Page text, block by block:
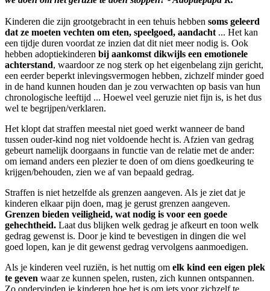
Kinderen die zijn grootgebracht in een tehuis hebben soms geleerd
dat ze moeten vechten om eten, speelgoed, aandacht ... Het kan
een tijdje duren voordat ze inzien dat dit niet meer nodig is. Ook
hebben adoptiekinderen bij aankomst dikwijls een emotionele
achterstand, waardoor ze nog sterk op het eigenbelang zijn gericht,
een eerder beperkt inlevingsvermogen hebben, zichzelf minder goed
in de hand kunnen houden dan je zou verwachten op basis van hun
chronologische leeftijd ... Hoewel veel geruzie niet fijn is, is het dus
wel te begrijpen/verklaren.
Het klopt dat straffen meestal niet goed werkt wanneer de band
tussen ouder-kind nog niet voldoende hecht is. Afzien van gedrag
gebeurt namelijk doorgaans in functie van de relatie met de ander:
om iemand anders een plezier te doen of om diens goedkeuring te
krijgen/behouden, zien we af van bepaald gedrag.
Straffen is niet hetzelfde als grenzen aangeven. Als je ziet dat je
kinderen elkaar pijn doen, mag je gerust grenzen aangeven.
Grenzen bieden veiligheid, wat nodig is voor een goede
gehechtheid. Laat dus blijken welk gedrag je afkeurt en toon welk
gedrag gewenst is. Door je kind te bevestigen in dingen die wel
goed lopen, kan je dit gewenst gedrag vervolgens aanmoedigen.
Als je kinderen veel ruziën, is het nuttig om elk kind een eigen plek
te geven waar ze kunnen spelen, rusten, zich kunnen ontspannen.